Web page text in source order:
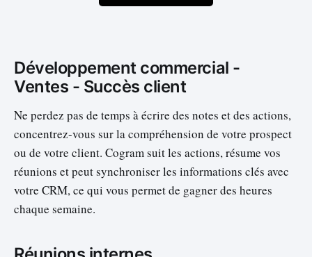
Développement commercial -
Ventes - Succès client
Ne perdez pas de temps à écrire des notes et des actions,
concentrez-vous sur la compréhension de votre prospect
ou de votre client. Cogram suit les actions, résume vos
réunions et peut synchroniser les informations clés avec
votre CRM, ce qui vous permet de gagner des heures
chaque semaine.